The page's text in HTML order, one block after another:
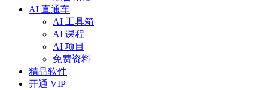
AI 直通车
AI 工具箱
AI 课程
AI 项目
免费资料
精品软件
开通 VIP